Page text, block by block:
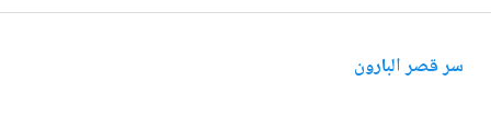
سر قصر البارون